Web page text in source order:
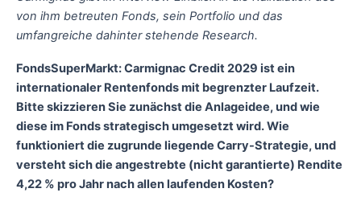
von ihm betreuten Fonds, sein Portfolio und das
umfangreiche dahinter stehende Research.
FondsSuperMarkt: Carmignac Credit 2029 ist ein
internationaler Rentenfonds mit begrenzter Laufzeit.
Bitte skizzieren Sie zunächst die Anlageidee, und wie
diese im Fonds strategisch umgesetzt wird. Wie
funktioniert die zugrunde liegende Carry-Strategie, und
versteht sich die angestrebte (nicht garantierte) Rendite
4,22 % pro Jahr nach allen laufenden Kosten?